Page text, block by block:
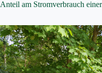
Anteil am Stromverbrauch